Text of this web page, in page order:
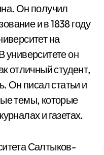
Он получил
и в 1838 году
на
университете он
отличный студент,
Он писал статьи и
темы, которые
и газетах.
Салтыков-